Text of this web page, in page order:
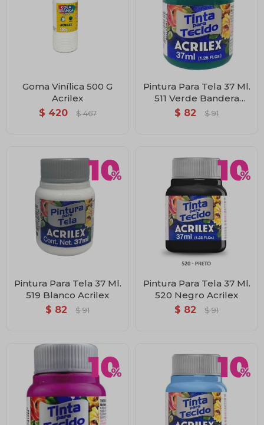
Goma Vinílica 500 G
Acrilex
$ 420 $ 467
Pintura Para Tela 37 Ml.
511 Verde Bandera
Acrilex
$ 82 $ 91
Pintura Para Tela 37 Ml.
519 Blanco Acrilex
$ 82 $ 91
Pintura Para Tela 37 Ml.
520 Negro Acrilex
$ 82 $ 91